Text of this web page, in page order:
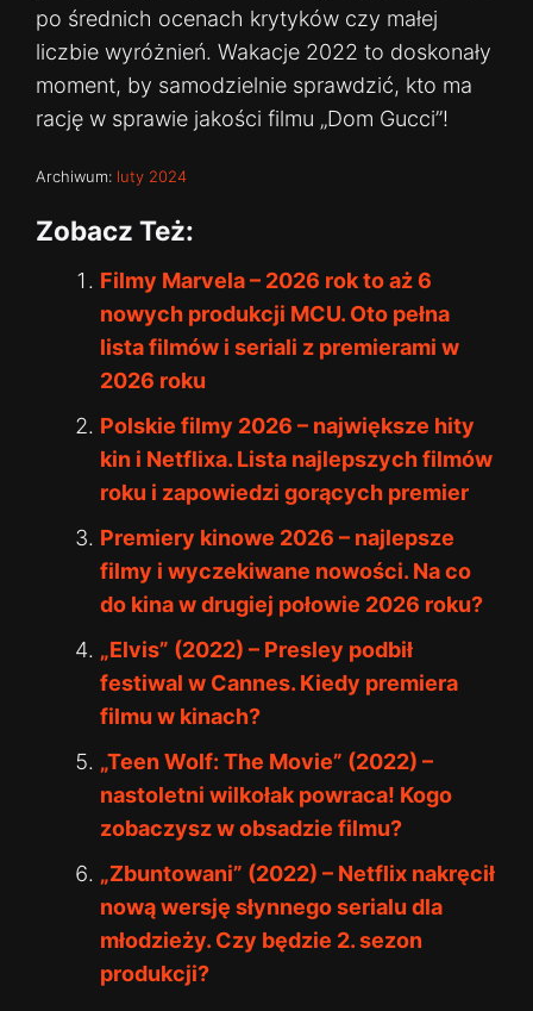
po średnich ocenach krytyków czy małej
liczbie wyróżnień. Wakacje 2022 to doskonały
moment, by samodzielnie sprawdzić, kto ma
rację w sprawie jakości filmu „Dom Gucci”!
Archiwum: luty 2024
Zobacz Też:
Filmy Marvela – 2026 rok to aż 6
nowych produkcji MCU. Oto pełna
lista filmów i seriali z premierami w
2026 roku
Polskie filmy 2026 – największe hity
kin i Netflixa. Lista najlepszych filmów
roku i zapowiedzi gorących premier
Premiery kinowe 2026 – najlepsze
filmy i wyczekiwane nowości. Na co
do kina w drugiej połowie 2026 roku?
„Elvis” (2022) – Presley podbił
festiwal w Cannes. Kiedy premiera
filmu w kinach?
„Teen Wolf: The Movie” (2022) –
nastoletni wilkołak powraca! Kogo
zobaczysz w obsadzie filmu?
„Zbuntowani” (2022) – Netflix nakręcił
nową wersję słynnego serialu dla
młodzieży. Czy będzie 2. sezon
produkcji?